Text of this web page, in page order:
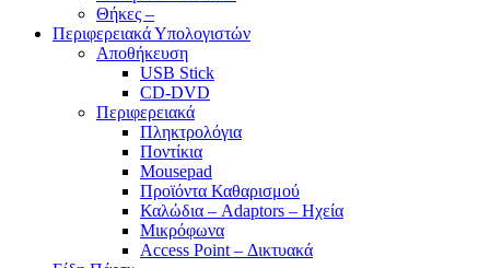
Θήκες –
Περιφερειακά Υπολογιστών
Αποθήκευση
USB Stick
CD-DVD
Περιφερειακά
Πληκτρολόγια
Ποντίκια
Mousepad
Προϊόντα Καθαρισμού
Καλώδια – Adaptors – Ηχεία
Μικρόφωνα
Access Point – Δικτυακά